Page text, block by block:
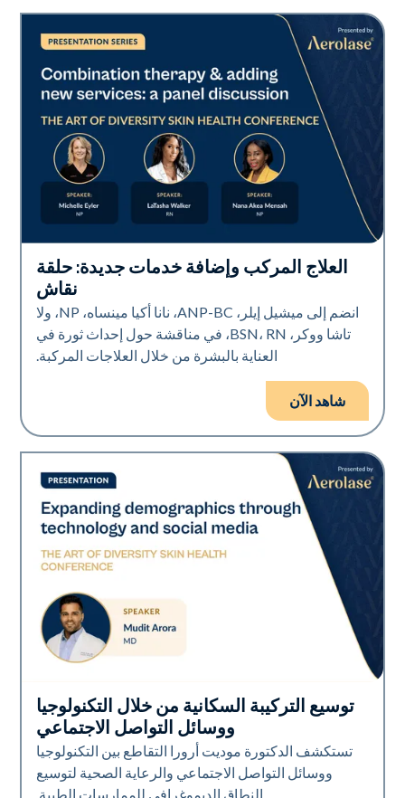
Art of Diversity
العلاج المركب وإضافة خدمات جديدة: حلقة
نقاش
انضم إلى ميشيل إيلر، ANP-BC، نانا أكيا مينساه، NP، ولا
تاشا ووكر، BSN، RN، في مناقشة حول إحداث ثورة في
العناية بالبشرة من خلال العلاجات المركبة.
شاهد الآن
Art of Diversity
توسيع التركيبة السكانية من خلال التكنولوجيا
ووسائل التواصل الاجتماعي
تستكشف الدكتورة موديت أرورا التقاطع بين التكنولوجيا
ووسائل التواصل الاجتماعي والرعاية الصحية لتوسيع
النطاق الديموغرافي للممارسات الطبية.